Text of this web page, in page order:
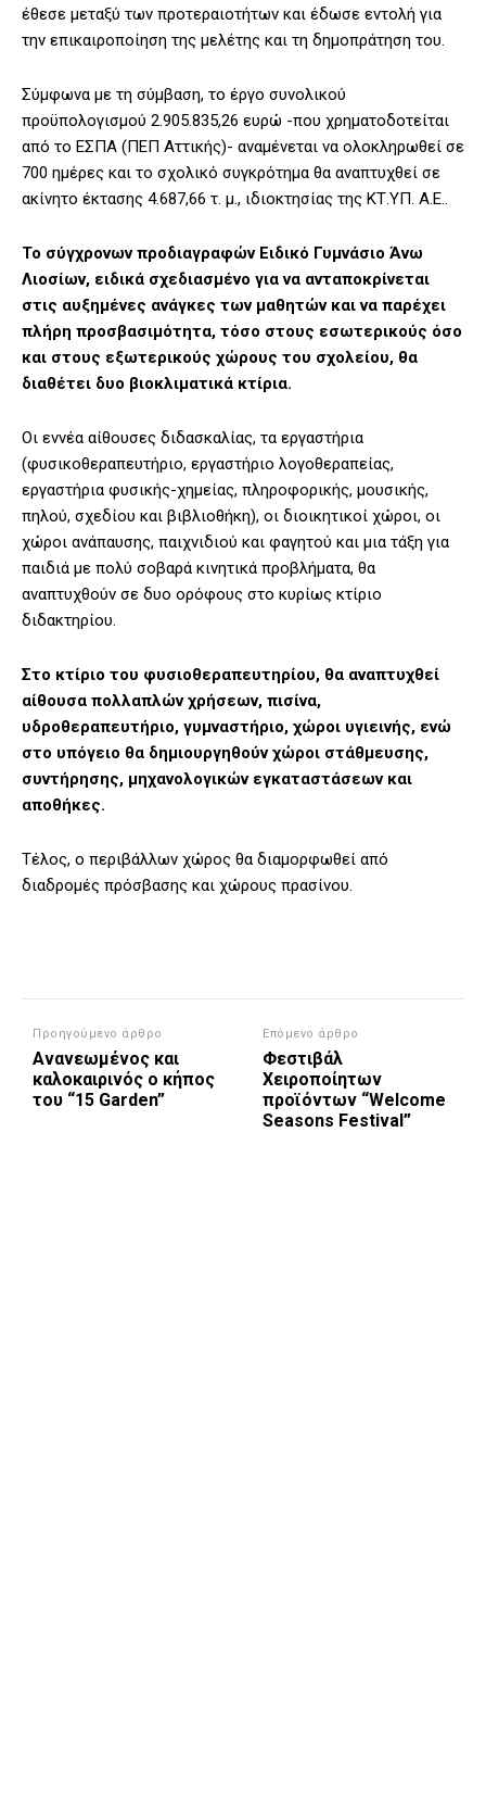
έθεσε μεταξύ των προτεραιοτήτων και έδωσε εντολή για
την επικαιροποίηση της μελέτης και τη δημοπράτηση του.
Σύμφωνα με τη σύμβαση, το έργο συνολικού
προϋπολογισμού 2.905.835,26 ευρώ -που χρηματοδοτείται
από το ΕΣΠΑ (ΠΕΠ Αττικής)- αναμένεται να ολοκληρωθεί σε
700 ημέρες και το σχολικό συγκρότημα θα αναπτυχθεί σε
ακίνητο έκτασης 4.687,66 τ. μ., ιδιοκτησίας της ΚΤ.ΥΠ. Α.Ε..
Το σύγχρονων προδιαγραφών Ειδικό Γυμνάσιο Άνω
Λιοσίων, ειδικά σχεδιασμένο για να ανταποκρίνεται
στις αυξημένες ανάγκες των μαθητών και να παρέχει
πλήρη προσβασιμότητα, τόσο στους εσωτερικούς όσο
και στους εξωτερικούς χώρους του σχολείου, θα
διαθέτει δυο βιοκλιματικά κτίρια.
Οι εννέα αίθουσες διδασκαλίας, τα εργαστήρια
(φυσικοθεραπευτήριο, εργαστήριο λογοθεραπείας,
εργαστήρια φυσικής-χημείας, πληροφορικής, μουσικής,
πηλού, σχεδίου και βιβλιοθήκη), οι διοικητικοί χώροι, οι
χώροι ανάπαυσης, παιχνιδιού και φαγητού και μια τάξη για
παιδιά με πολύ σοβαρά κινητικά προβλήματα, θα
αναπτυχθούν σε δυο ορόφους στο κυρίως κτίριο
διδακτηρίου.
Στο κτίριο του φυσιοθεραπευτηρίου, θα αναπτυχθεί
αίθουσα πολλαπλών χρήσεων, πισίνα,
υδροθεραπευτήριο, γυμναστήριο, χώροι υγιεινής, ενώ
στο υπόγειο θα δημιουργηθούν χώροι στάθμευσης,
συντήρησης, μηχανολογικών εγκαταστάσεων και
αποθήκες.
Τέλος, ο περιβάλλων χώρος θα διαμορφωθεί από
διαδρομές πρόσβασης και χώρους πρασίνου.
Προηγούμενο άρθρο
Ανανεωμένος και
καλοκαιρινός ο κήπος
του “15 Garden”
Επόμενο άρθρο
Φεστιβάλ
Χειροποίητων
προϊόντων “Welcome
Seasons Festival”